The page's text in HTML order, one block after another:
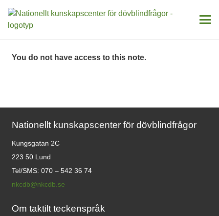
You do not have access to this note.
Nationellt kunskapscenter för dövblindfrågor
Kungsgatan 2C
223 50 Lund
Tel/SMS: 070 – 542 36 74
nkcdb@nkcdb.se
Om taktilt teckenspråk